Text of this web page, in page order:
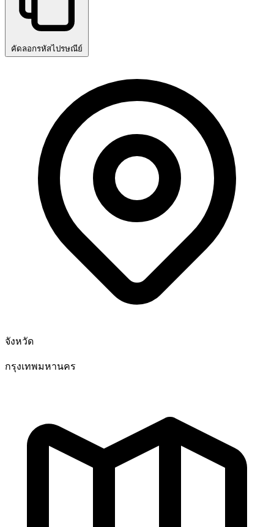
คัดลอกรหัสไปรษณีย์
จังหวัด
กรุงเทพมหานคร